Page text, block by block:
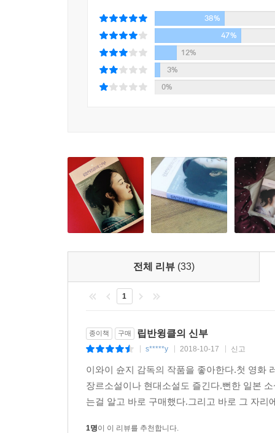
*보이는 것만이 진실은 아니다. 마음은 서로에게
*SNS 시대를 배경으로 그려낸 걸작, 압도적인 라
38%
47%
12%
3%
0%
전체 리뷰 (33)
1
종이책 구매 립반윙클의 신부
s*****y 2018-10-17 신고
이와이 슌지 감독의 작품을 좋아한다.첫 영화
장르소설이나 현대소설도 즐긴다.뻔한 일본
는걸 알고 바로 구매했다.그리고 바로 그 자
1명이 이 리뷰를 추천합니다.